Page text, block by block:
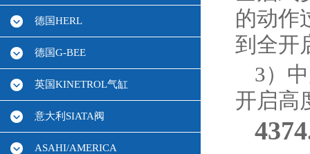
德国HERL
德国G-BEE
英国KINETROL气缸
意大利SIATA阀
ASAHI/AMERICA
的动作
到全开
3）
开启高